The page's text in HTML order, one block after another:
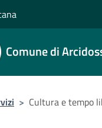
Comune di
> Cultura e tempo